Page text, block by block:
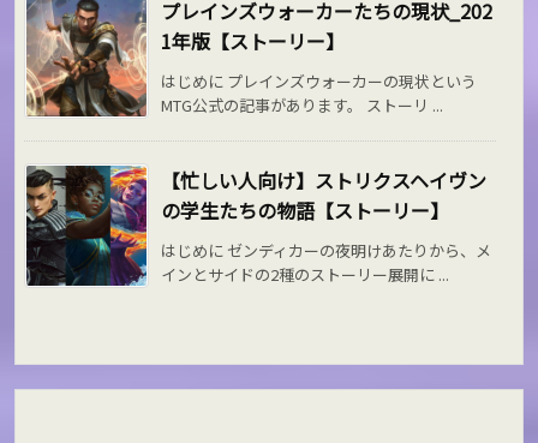
プレインズウォーカーたちの現状_202
1年版【ストーリー】
はじめに プレインズウォーカーの現状という
MTG公式の記事があります。 ストーリ ...
【忙しい人向け】ストリクスヘイヴン
の学生たちの物語【ストーリー】
はじめに ゼンディカーの夜明けあたりから、メ
インとサイドの2種のストーリー展開に ...